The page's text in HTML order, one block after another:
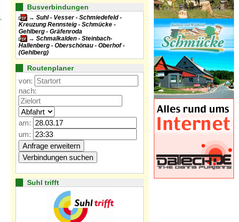
Busverbindungen
Suhl - Vesser - Schmiedefeld -
Kreuzung Rennsteig - Schmücke -
Gehlberg - Gräfenroda
Schmalkalden - Steinbach-
Hallenberg - Oberschönau - Oberhof -
(Gehlberg)
Routenplaner
von:
nach:
am:
um:
Suhl trifft